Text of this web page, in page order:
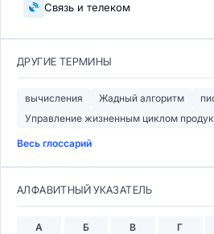
Связь и телеком
ДРУГИЕ ТЕРМИНЫ
вычисления Жадный алгоритм
Управление жизненным циклом
Весь глоссарий
АЛФАВИТНЫЙ УКАЗАТЕЛЬ
А Б В Г